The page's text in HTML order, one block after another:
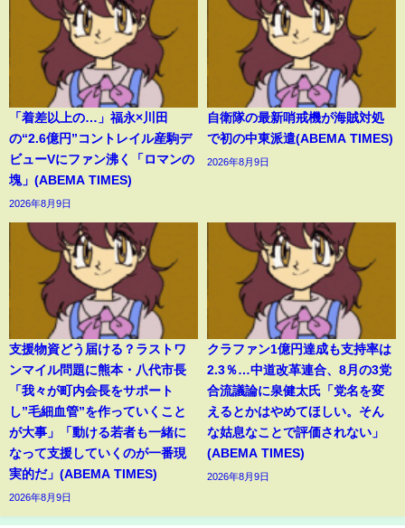
「着差以上の…」福永×川田
の“2.6億円”コントレイル産駒デ
ビューVにファン沸く「ロマンの
塊」(ABEMA TIMES)
2026年8月9日
自衛隊の最新哨戒機が海賊対処
で初の中東派遣(ABEMA TIMES)
2026年8月9日
支援物資どう届ける？ラストワ
ンマイル問題に熊本・八代市長
「我々が町内会長をサポート
し”毛細血管”を作っていくこと
が大事」「動ける若者も一緒に
なって支援していくのが一番現
実的だ」(ABEMA TIMES)
2026年8月9日
クラファン1億円達成も支持率は
2.3％…中道改革連合、8月の3党
合流議論に泉健太氏「党名を変
えるとかはやめてほしい。そん
な姑息なことで評価されない」
(ABEMA TIMES)
2026年8月9日